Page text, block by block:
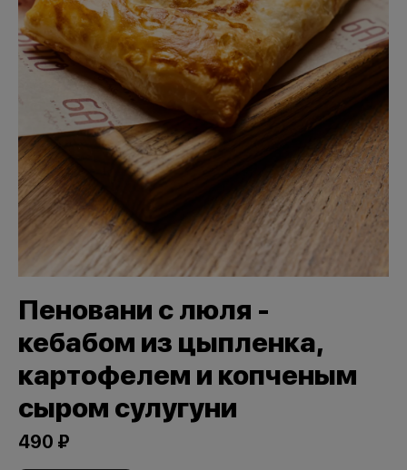
Пеновани с люля -
кебабом из цыпленка,
картофелем и копченым
сыром сулугуни
490 ₽